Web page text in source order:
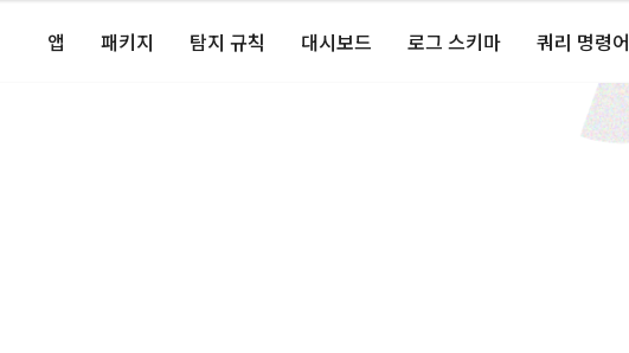
앱 패키지 탐지 규칙 대시보드 로그 스키마 쿼리 명령어